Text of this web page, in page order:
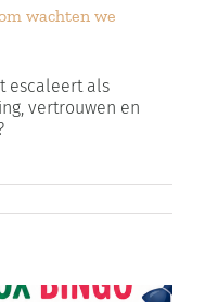
wachten we
escaleert als
vertrouwen en